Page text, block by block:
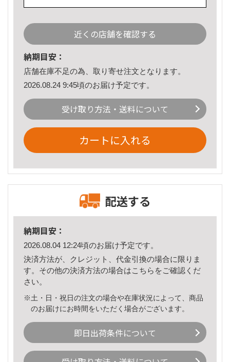
近くの店舗を確認する
納期目安：
店舗在庫不足の為、取り寄せ注文となります。
2026.08.24 9:45頃のお届け予定です。
受け取り方法・送料について
カートに入れる
配送する
納期目安：
2026.08.04 12:24頃のお届け予定です。
決済方法が、クレジット、代金引換の場合に限りま
す。その他の決済方法の場合はこちら をご確認くだ
さい。
※土・日・祝日の注文の場合や在庫状況によって、商品
のお届けにお時間をいただく場合がございます。
即日出荷条件について